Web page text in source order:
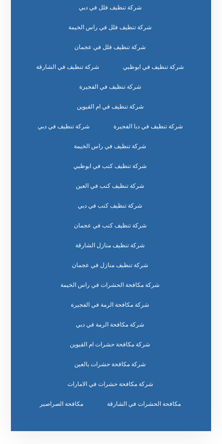
شركة تنظيف فلل في دبي
شركة تنظيف فلل في راس الخيمة
شركة تنظيف فلل في عجمان
شركة تنظيف في ابوظبي شركة تنظيف في الشارقة
شركة تنظيف في الفجيرة
شركة تنظيف في ام القيوين
شركة تنظيف في دبا الفجيرة شركة تنظيف في دبي
شركة تنظيف في راس الخيمة
شركة تنظيف كنب في ابوظبي
شركة تنظيف كنب في العين
شركة تنظيف كنب في دبي
شركة تنظيف كنب في عجمان
شركة تنظيف منازل الشارقة
شركة تنظيف منازل في عجمان
شركة مكافحة الحشرات في راس الخيمة
شركة مكافحة الرمة في الفجيرة
شركة مكافحة الرمة في دبي
شركة مكافحة حشرات ام القيوين
شركة مكافحة حشرات بالعين
شركة مكافحة حشرات في الامارات
مكافحة الحشرات في الشارقة مكافحة الصراصير